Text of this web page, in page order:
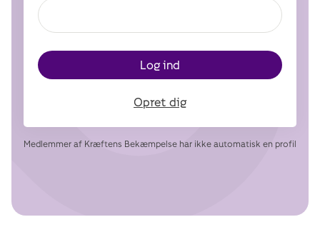
Log ind
Opret dig
Medlemmer af Kræftens Bekæmpelse har ikke automatisk en profil